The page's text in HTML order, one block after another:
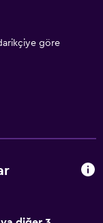
göre